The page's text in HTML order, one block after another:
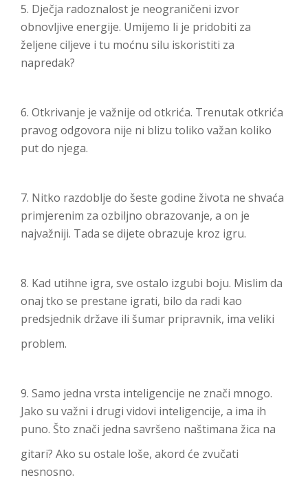
5. Dječja radoznalost je neograničeni izvor
obnovljive energije. Umijemo li je pridobiti za
željene ciljeve i tu moćnu silu iskoristiti za
napredak?
6. Otkrivanje je važnije od otkrića. Trenutak otkrića
pravog odgovora nije ni blizu toliko važan koliko
put do njega.
7. Nitko razdoblje do šeste godine života ne shvaća
primjerenim za ozbiljno obrazovanje, a on je
najvažniji. Tada se dijete obrazuje kroz igru.
8. Kad utihne igra, sve ostalo izgubi boju. Mislim da
onaj tko se prestane igrati, bilo da radi kao
predsjednik države ili šumar pripravnik, ima veliki
problem.
9. Samo jedna vrsta inteligencije ne znači mnogo.
Jako su važni i drugi vidovi inteligencije, a ima ih
puno. Što znači jedna savršeno naštimana žica na
gitari? Ako su ostale loše, akord će zvučati
nesnosno.